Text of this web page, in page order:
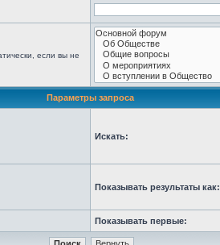
если вы не
Параметры запроса
Искать:
Показывать результаты как:
Показывать первые: